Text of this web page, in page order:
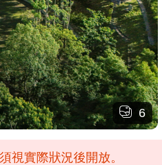
6
視實際狀況後開放。